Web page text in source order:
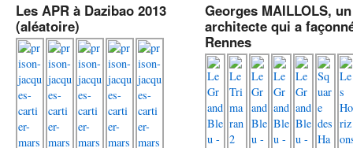
Les APR à Dazibao 2013
(aléatoire)
Georges MAILLOLS, un
architecte qui a
Rennes